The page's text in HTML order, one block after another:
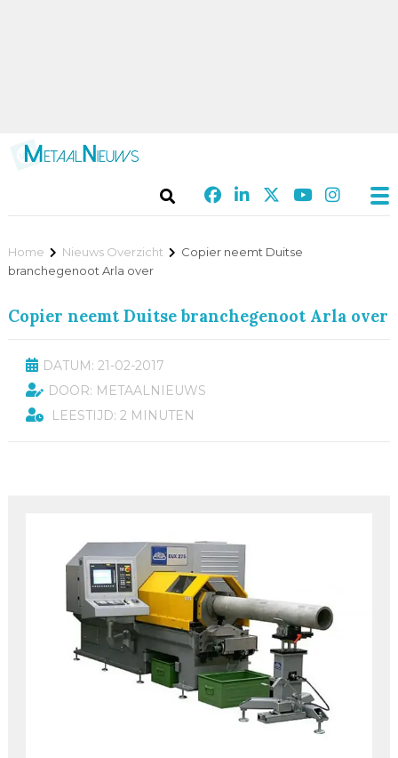
Home Nieuws Overzicht
Copier neemt Duitse
branchegenoot Arla over
Copier neemt Duitse branchegenoot Arla over
DATUM: 21-02-2017
DOOR: METAALNIEUWS
LEESTIJD: 2 MINUTEN